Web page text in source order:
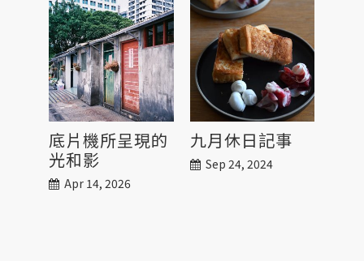
底片機所呈現的
光和影
Apr 14, 2026
九月休日記事
Sep 24, 2024